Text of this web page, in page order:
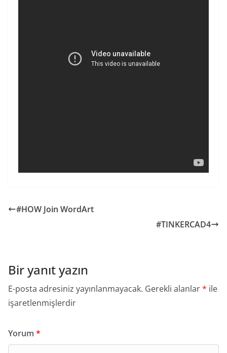
#HOW Join WordArt
#TINKERCAD4
Bir yanıt yazın
E-posta adresiniz yayınlanmayacak. Gerekli alanlar* ile
işaretlenmişlerdir
Yorum *